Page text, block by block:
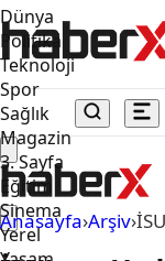
Dünya
Politika
Teknoloji
Spor
Sağlık
Magazin
3. Sayfa
Eğitim
Sinema
Yerel
Anasayfa›Arşiv›